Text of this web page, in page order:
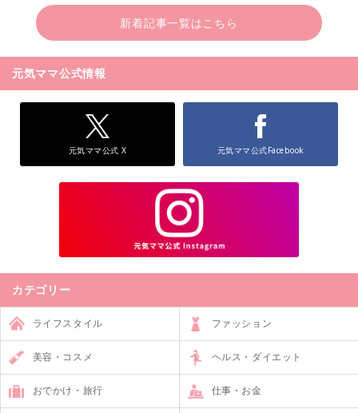
新着記事一覧はこちら
元気ママ公式情報
元気ママ公式 X 元気ママ公式Facebook
カテゴリー
ライフスタイル ファッション
美容・コスメ ヘルス・ダイエット
おでかけ・旅行 仕事・お金